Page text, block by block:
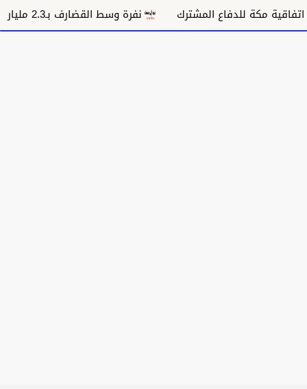
مكة للدفاع المشترك نفرة وسط القضارف بـ2.3 مليار جنيه تستهدف 9 آلاف أسرة